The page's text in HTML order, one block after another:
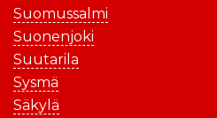
Suomussalmi
Suonenjoki
Suutarila
Sysmä
Säkylä